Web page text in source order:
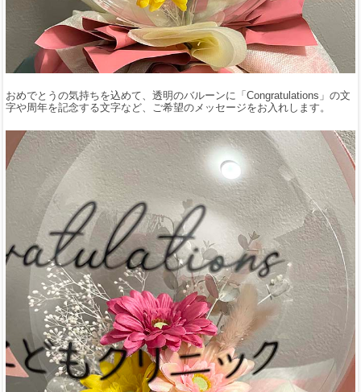
おめでとうの気持ちを込めて、透明のバルーンに「Congratulations」の文
字や周年を記念する文字など、ご希望のメッセージをお入れします。